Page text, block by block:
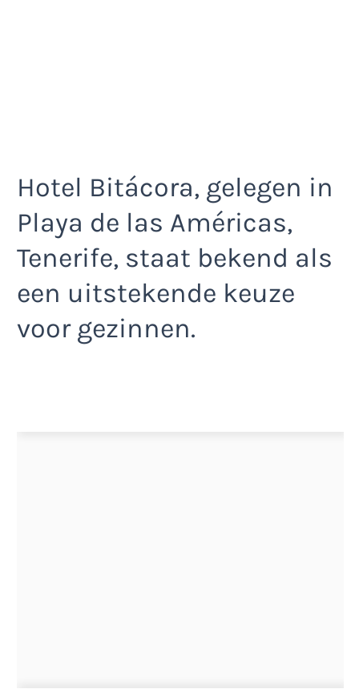
Hotel Bitácora, gelegen in
Playa de las Américas,
Tenerife, staat bekend als
een uitstekende keuze
voor gezinnen.